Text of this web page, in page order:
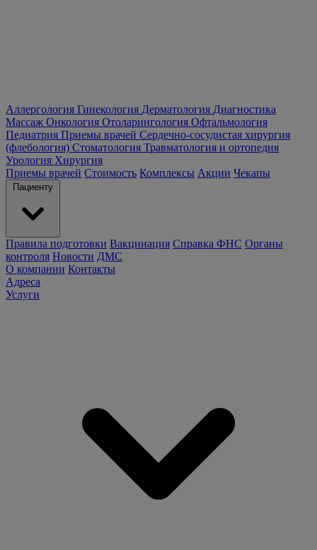
Аллергология Гинекология Дерматология Диагностика
Массаж Онкология Отоларингология Офтальмология
Педиатрия Приемы врачей Сердечно-сосудистая хирургия
(флебология) Стоматология Травматология и ортопедия
Урология Хирургия
Приемы врачей Стоимость Комплексы Акции Чекапы
Пациенту
Правила подготовки Вакцинация Справка ФНС Органы
контроля Новости ДМС
О компании Контакты
Адреса
Услуги